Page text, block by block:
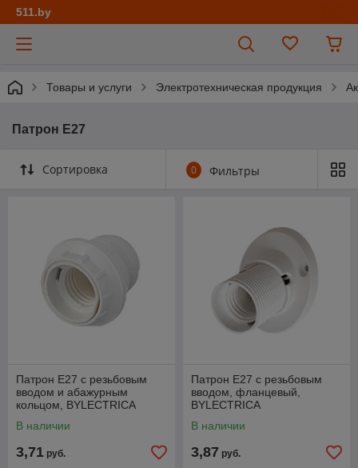
511.by
Товары и услуги Электротехническая продукция
Патрон Е27
Сортировка 0 Фильтры
Патрон Е27 с резьбовым
вводом и абажурным
кольцом, BYLECTRICA
В наличии
3,71 руб.
Патрон Е27 с резьбовым
вводом, фланцевый,
BYLECTRICA
В наличии
3,87 руб.